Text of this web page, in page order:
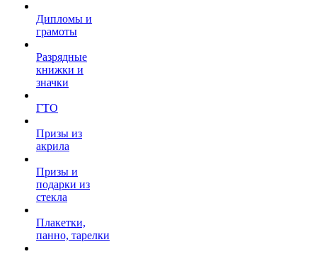
Дипломы и
грамоты
Разрядные
книжки и
значки
ГТО
Призы из
акрила
Призы и
подарки из
стекла
Плакетки,
панно, тарелки